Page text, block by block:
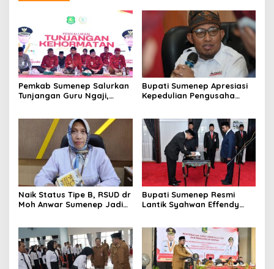
Pemkab Sumenep Salurkan
Tunjangan Guru Ngaji,
Akhlak Generasi
Bupati Sumenep Apresiasi
Kepedulian Pengusaha
Naik Status Tipe B, RSUD dr
Moh Anwar Sumenep Jadi
Bupati Sumenep Resmi
Lantik Syahwan Effendy